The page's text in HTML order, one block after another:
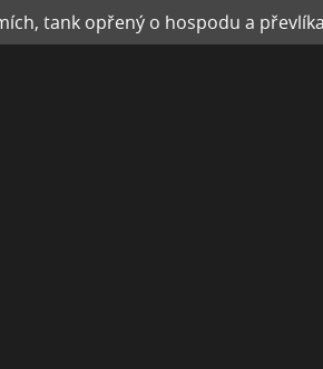
tank opřený o hospodu a